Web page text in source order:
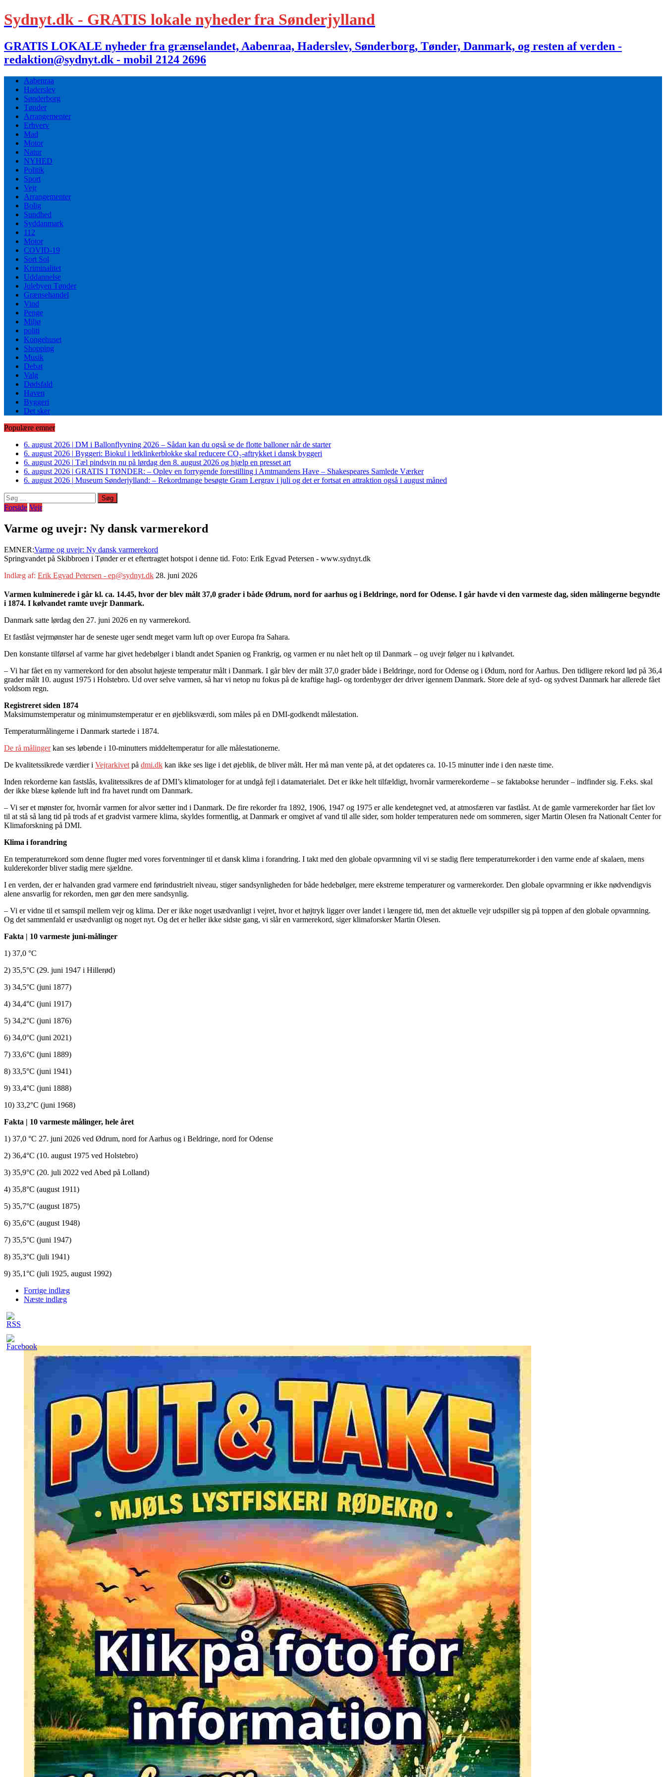
Sydnyt.dk - GRATIS lokale nyheder fra Sønderjylland
GRATIS LOKALE nyheder fra grænselandet, Aabenraa, Haderslev, Sønderborg, Tønder, Danmark, og resten af verden -
redaktion@sydnyt.dk - mobil 2124 2696
Aabenraa
Haderslev
Sønderborg
Tønder
Arrangementer
Erhverv
Mad
Motor
Natur
NYHED
Politik
Sport
Vejr
Arrangementer
Bolig
Sundhed
Syddanmark
112
Motor
COVID-19
Sort Sol
Kriminalitet
Uddannelse
Julebyen Tønder
Grænsehandel
Vind
Penge
Miljø
politi
Kongehuset
Shopping
Musik
Debat
Valg
Dødsfald
Haven
Byggeri
Det sker
Populære emner
6. august 2026 | DM i Ballonflyvning 2026 – Sådan kan du også se de flotte balloner når de starter
6. august 2026 | Byggeri: Biokul i letklinkerblokke skal reducere CO₂-aftrykket i dansk byggeri
6. august 2026 | Tæl pindsvin nu på lørdag den 8. august 2026 og hjælp en presset art
6. august 2026 | GRATIS I TØNDER: – Oplev en forrygende forestilling i Amtmandens Have – Shakespeares Samlede Værker
6. august 2026 | Museum Sønderjylland: – Rekordmange besøgte Gram Lergrav i juli og det er fortsat en attraktion også i august måned
Søg
efter:
Forside Vejr
Varme og uvejr: Ny dansk varmerekord
EMNER:Varme og uvejr: Ny dansk varmerekord
Springvandet på Skibbroen i Tønder er et eftertragtet hotspot i denne tid. Foto: Erik Egvad Petersen - www.sydnyt.dk
Indlæg af: Erik Egvad Petersen - ep@sydnyt.dk 28. juni 2026
Varmen kulminerede i går kl. ca. 14.45, hvor der blev målt 37,0 grader i både Ødrum, nord for aarhus og i Beldringe, nord for Odense. I går havde vi den varmeste dag, siden målingerne begyndte
i 1874. I kølvandet ramte uvejr Danmark.
Danmark satte lørdag den 27. juni 2026 en ny varmerekord.
Et fastlåst vejrmønster har de seneste uger sendt meget varm luft op over Europa fra Sahara.
Den konstante tilførsel af varme har givet hedebølger i blandt andet Spanien og Frankrig, og varmen er nu nået helt op til Danmark – og uvejr følger nu i kølvandet.
– Vi har fået en ny varmerekord for den absolut højeste temperatur målt i Danmark. I går blev der målt 37,0 grader både i Beldringe, nord for Odense og i Ødum, nord for Aarhus. Den tidligere rekord lød på 36,4
grader målt 10. august 1975 i Holstebro. Ud over selve varmen, så har vi netop nu fokus på de kraftige hagl- og tordenbyger der driver igennem Danmark. Store dele af syd- og sydvest Danmark har allerede fået
voldsom regn.
Registreret siden 1874
Maksimumstemperatur og minimumstemperatur er en øjebliksværdi, som måles på en DMI-godkendt målestation.
Temperaturmålingerne i Danmark startede i 1874.
De rå målingerkan ses løbende i 10-minutters middeltemperatur for alle målestationerne.
De kvalitetssikrede værdier i Vejrarkivet på dmi.dk kan ikke ses lige i det øjeblik, de bliver målt. Her må man vente på, at det opdateres ca. 10-15 minutter inde i den næste time.
Inden rekorderne kan fastslås, kvalitetssikres de af DMI’s klimatologer for at undgå fejl i datamaterialet. Det er ikke helt tilfældigt, hvornår varmerekorderne – se faktabokse herunder – indfinder sig. F.eks. skal
der ikke blæse kølende luft ind fra havet rundt om Danmark.
– Vi ser et mønster for, hvornår varmen for alvor sætter ind i Danmark. De fire rekorder fra 1892, 1906, 1947 og 1975 er alle kendetegnet ved, at atmosfæren var fastlåst. At de gamle varmerekorder har fået lov
til at stå så lang tid på trods af et gradvist varmere klima, skyldes formentlig, at Danmark er omgivet af vand til alle sider, som holder temperaturen nede om sommeren, siger Martin Olesen fra Nationalt Center for
Klimaforskning på DMI.
Klima i forandring
En temperaturrekord som denne flugter med vores forventninger til et dansk klima i forandring. I takt med den globale opvarmning vil vi se stadig flere temperaturrekorder i den varme ende af skalaen, mens
kulderekorder bliver stadig mere sjældne.
I en verden, der er halvanden grad varmere end førindustrielt niveau, stiger sandsynligheden for både hedebølger, mere ekstreme temperaturer og varmerekorder. Den globale opvarmning er ikke nødvendigvis
alene ansvarlig for rekorden, men gør den mere sandsynlig.
– Vi er vidne til et samspil mellem vejr og klima. Der er ikke noget usædvanligt i vejret, hvor et højtryk ligger over landet i længere tid, men det aktuelle vejr udspiller sig på toppen af den globale opvarmning.
Og det sammenfald er usædvanligt og noget nyt. Og det er heller ikke sidste gang, vi slår en varmerekord, siger klimaforsker Martin Olesen.
Fakta | 10 varmeste juni-målinger
1) 37,0 °C
2) 35,5°C (29. juni 1947 i Hillerød)
3) 34,5°C (juni 1877)
4) 34,4°C (juni 1917)
5) 34,2°C (juni 1876)
6) 34,0°C (juni 2021)
7) 33,6°C (juni 1889)
8) 33,5°C (juni 1941)
9) 33,4°C (juni 1888)
10) 33,2°C (juni 1968)
Fakta | 10 varmeste målinger, hele året
1) 37,0 °C 27. juni 2026 ved Ødrum, nord for Aarhus og i Beldringe, nord for Odense
2) 36,4°C (10. august 1975 ved Holstebro)
3) 35,9°C (20. juli 2022 ved Abed på Lolland)
4) 35,8°C (august 1911)
5) 35,7°C (august 1875)
6) 35,6°C (august 1948)
7) 35,5°C (juni 1947)
8) 35,3°C (juli 1941)
9) 35,1°C (juli 1925, august 1992)
Forrige indlæg
Næste indlæg